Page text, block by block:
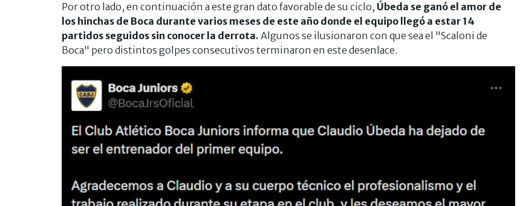
Por otro lado, en continuación a este gran dato favorable de su ciclo, Úbeda se ganó el amor de
los hinchas de Boca durante varios meses de este año donde el equipo llegó a estar 14
partidos seguidos sin conocer la derrota. Algunos se ilusionaron con que sea el "Scaloni de
Boca" pero distintos golpes consecutivos terminaron en este desenlace.